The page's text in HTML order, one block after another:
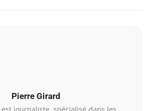
Pierre Girard